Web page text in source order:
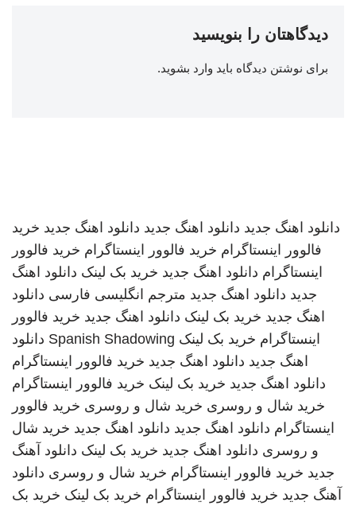
دیدگاهتان را بنویسید
برای نوشتن دیدگاه باید وارد بشوید.
دانلود اهنگ جدید دانلود اهنگ جدید دانلود اهنگ جدید خرید
فالوور اینستاگرام خرید فالوور اینستاگرام خرید فالوور
اینستاگرام دانلود اهنگ جدید خرید بک لینک دانلود اهنگ
جدید دانلود اهنگ جدید مترجم انگلیسی فارسی دانلود
اهنگ جدید خرید بک لینک دانلود اهنگ جدید خرید فالوور
اینستاگرام خرید بک لینک Spanish Shadowing دانلود
اهنگ جدید دانلود اهنگ جدید خرید فالوور اینستاگرام
دانلود اهنگ جدید خرید بک لینک خرید فالوور اینستاگرام
خرید شال و روسری خرید شال و روسری خرید فالوور
اینستاگرام دانلود اهنگ جدید دانلود اهنگ جدید خرید شال
و روسری دانلود اهنگ جدید خرید بک لینک دانلود آهنگ
جدید خرید فالوور اینستاگرام خرید شال و روسری دانلود
آهنگ جدید خرید فالوور اینستاگرام خرید بک لینک خرید بک